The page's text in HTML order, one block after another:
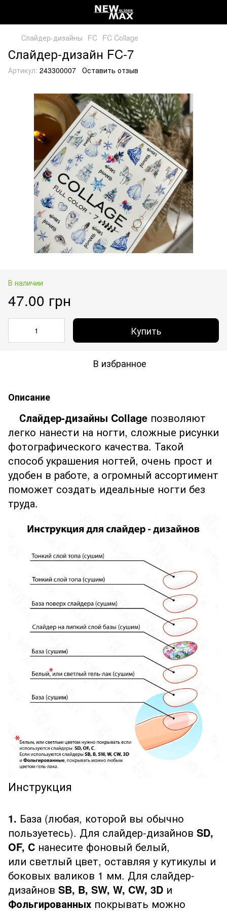
Слайдер-дизайны FC FC Collage
Слайдер-дизайн FC-7
Артикул: 243300007 Оставить отзыв
В наличии
47.00 грн
Купить
В избранное
Описание
Слайдер-дизайны Collage позволяют
легко нанести на ногти, сложные рисунки
фотографического качества. Такой
способ украшения ногтей, очень прост и
удобен в работе, а огромный ассортимент
поможет создать идеальные ногти без
труда.
Инструкция
1. База (любая, которой вы обычно
пользуетесь). Для слайдер-дизайнов SD,
OF, C нанесите фоновый белый,
или светлый цвет, оставляя у кутикулы и
боковых валиков 1 мм. Для слайдер-
дизайнов SB, B, SW, W, CW, 3D и
Фольгированных покрывать можно